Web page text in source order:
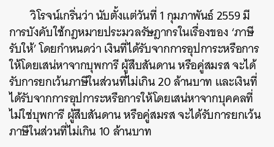
วิโรจน์เกริ่นว่า นับตั้งแต่วันที่ 1 กุมภาพันธ์ 2559 มี
การบังคับใช้กฎหมายประมวลรัษฎากรในเรื่องของ ‘ภาษี
รับให้’ โดยกำหนดว่า เงินที่ได้รับจากการอุปการะหรือการ
ให้โดยเสน่หาจากบุพการี ผู้สืบสันดาน หรือคู่สมรส จะได้
รับการยกเว้นภาษีในส่วนที่ไม่เกิน 20 ล้านบาท และเงินที่
ได้รับจากการอุปการะหรือการให้โดยเสน่หาจากบุคคลที่
ไม่ใช่บุพการี ผู้สืบสันดาน หรือคู่สมรส จะได้รับการยกเว้น
ภาษีในส่วนที่ไม่เกิน 10 ล้านบาท